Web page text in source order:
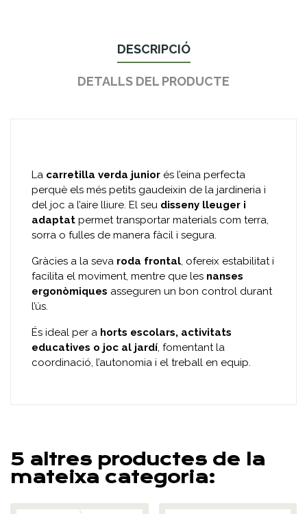
DESCRIPCIÓ
DETALLS DEL PRODUCTE
La carretilla verda junior és l’eina perfecta
perquè els més petits gaudeixin de la jardineria i
del joc a l’aire lliure. El seu disseny lleuger i
adaptat permet transportar materials com terra,
sorra o fulles de manera fàcil i segura.
Gràcies a la seva roda frontal, ofereix estabilitat i
facilita el moviment, mentre que les nanses
ergonòmiques asseguren un bon control durant
l’ús.
És ideal per a horts escolars, activitats
educatives o joc al jardí, fomentant la
coordinació, l’autonomia i el treball en equip.
5 altres productes de la
mateixa categoria: